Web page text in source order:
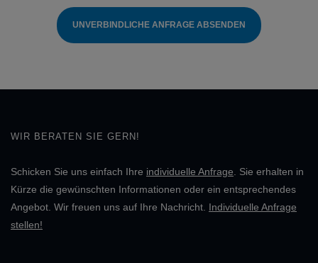
UNVERBINDLICHE ANFRAGE ABSENDEN
WIR BERATEN SIE GERN!
Schicken Sie uns einfach Ihre individuelle Anfrage . Sie erhalten in
Kürze die gewünschten Informationen oder ein entsprechendes
Angebot. Wir freuen uns auf Ihre Nachricht. Individuelle Anfrage
stellen!